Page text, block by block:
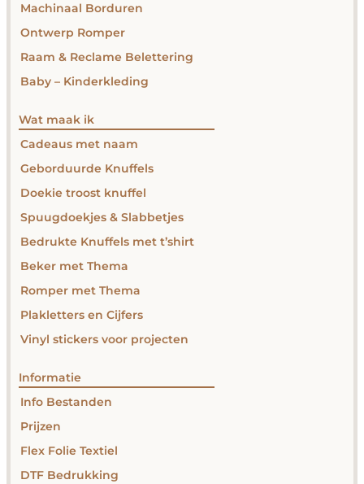
Machinaal Borduren
Ontwerp Romper
Raam & Reclame Belettering
Baby – Kinderkleding
Wat maak ik
Cadeaus met naam
Geborduurde Knuffels
Doekie troost knuffel
Spuugdoekjes & Slabbetjes
Bedrukte Knuffels met t’shirt
Beker met Thema
Romper met Thema
Plakletters en Cijfers
Vinyl stickers voor projecten
Informatie
Info Bestanden
Prijzen
Flex Folie Textiel
DTF Bedrukking